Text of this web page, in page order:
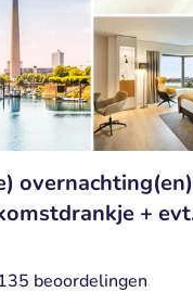
+
beoordelingen